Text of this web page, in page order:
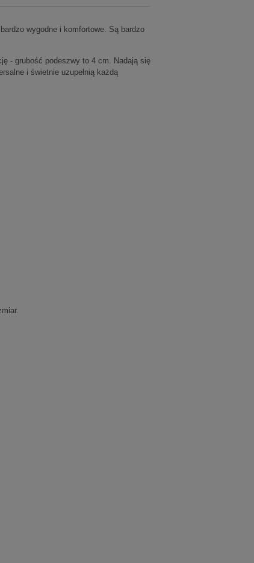
wygodne i komfortowe. Są bardzo
- grubość podeszwy to 4 cm. Nadają się
i świetnie uzupełnią każdą